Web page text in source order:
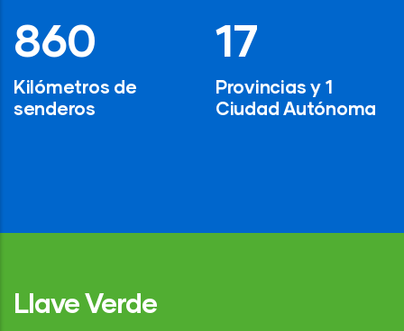
1,200
Kilómetros de
senderos
24
Provincias y 1
Ciudad Autónoma
Llave Verde